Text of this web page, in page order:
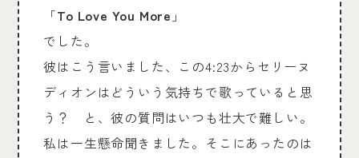
「To Love You More 」
でした。
彼はこう言いました、この4:23からセリーヌ
ディオンはどういう気持ちで歌っていると思
う？ と、彼の質問はいつも壮大で難しい。
私は一生懸命聞きました。そこにあったのは